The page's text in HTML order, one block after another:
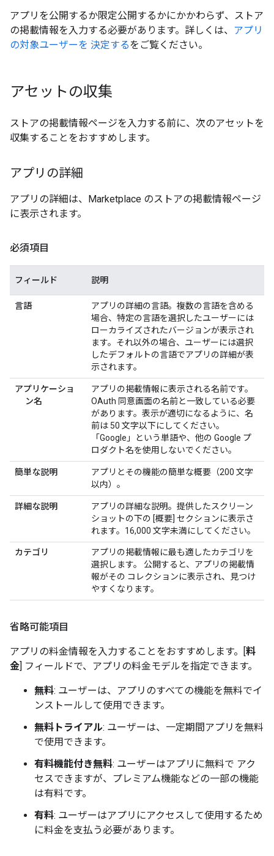
アプリを公開するか限定公開するかにかかわらず、ストア
の掲載情報を入力する必要があります。詳しくは、 アプリ
の対象ユーザーを 決定するをご覧ください。
アセットの収集
ストアの掲載情報ページを入力する前に、次のアセットを
収集することをおすすめします。
アプリの詳細
アプリの詳細は、Marketplace のストアの掲載情報ページ
に表示されます。
必須項目
フィールド 説明
言語
アプリの詳細の言語。複数の言語を含める
場合、特定の言語を選択したユーザーには
ローカライズされたバージョンが表示され
ます。それ以外の場合、ユーザーには選択
したデフォルトの言語でアプリの詳細が表
示されます。
アプリケーショ
ン名
アプリの掲載情報に表示される名前です。
OAuth 同意画面の名前と一致している必要
があります。表示が適切になるように、名
前は 50 文字以下にしてください。
「Google」という単語や、他の Google プ
ロダクト名を使用しないでください。
簡単な説明
アプリとその機能の簡単な概要（200 文字
以内）。
詳細な説明
アプリの詳細な説明。提供したスクリーン
ショットの下の [概要] セクションに表示さ
れます。16,000 文字未満にしてください。
カテゴリ
アプリの掲載情報に最も適したカテゴリを
選択します。 公開すると、アプリの掲載情
報がその コレクションに表示され、見つけ
やすくなります。
省略可能項目
アプリの料金情報を入力することをおすすめします。[料
金] フィールドで、アプリの料金モデルを指定できます。
無料: ユーザーは、アプリのすべての機能を無料でイ
ンストールして使用できます。
無料トライアル: ユーザーは、一定期間アプリを無料
で使用できます。
有料機能付き無料: ユーザーはアプリに無料で アク
セスできますが、プレミアム機能などの一部の機能
は有料です。
有料: ユーザーはアプリにアクセスして使用するため
に料金を支払う必要があります。